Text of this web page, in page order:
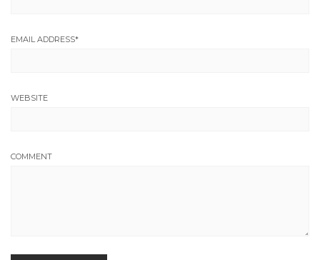
EMAIL ADDRESS*
WEBSITE
COMMENT